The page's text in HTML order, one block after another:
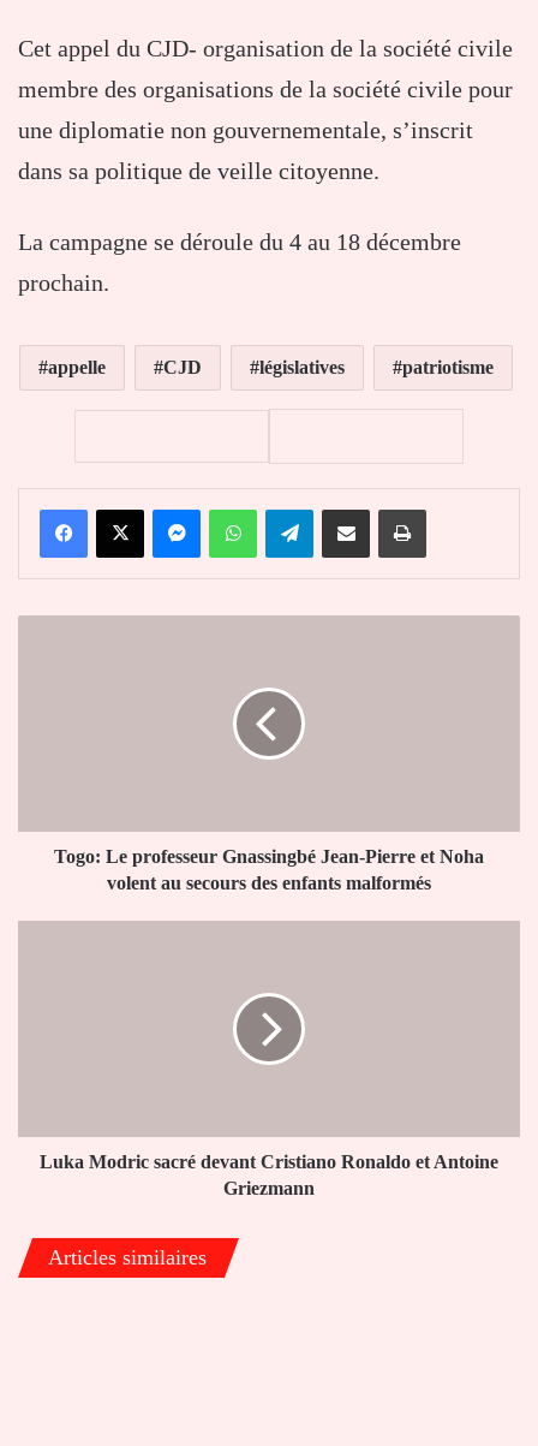
Cet appel du CJD- organisation de la société civile
membre des organisations de la société civile pour
une diplomatie non gouvernementale, s’inscrit
dans sa politique de veille citoyenne.
La campagne se déroule du 4 au 18 décembre
prochain.
appelle CJD législatives patriotisme
FacebookX MessengerWhatsAppTelegramPartager par email Imprimer
volent
Togo: Le professeur Gnassingbé Jean-Pierre et Noha
volent au secours des enfants malformés
Griezmann
Luka Modric sacré devant Cristiano Ronaldo et Antoine
Griezmann
Articles similaires